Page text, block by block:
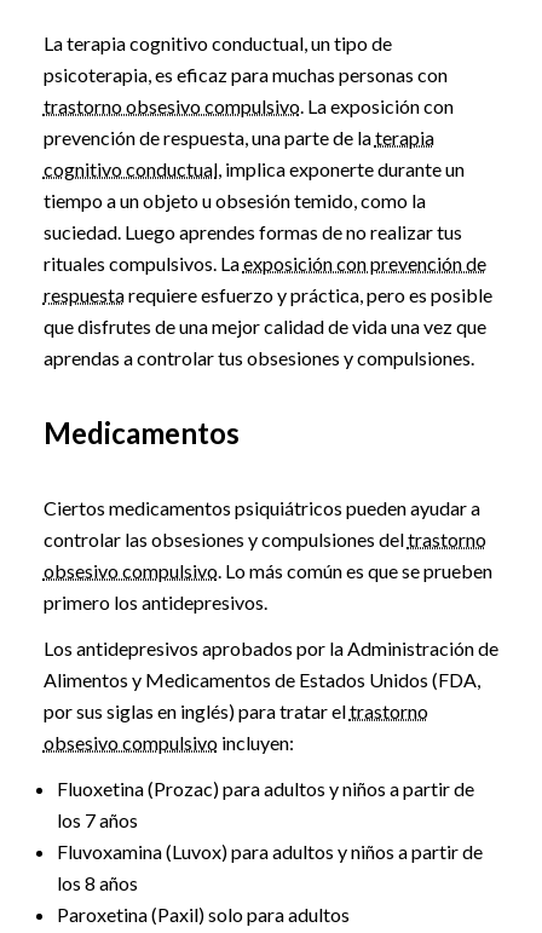
La terapia cognitivo conductual, un tipo de
psicoterapia, es eficaz para muchas personas con
trastorno obsesivo compulsivo. La exposición con
prevención de respuesta, una parte de laterapia
cognitivo conductual, implica exponerte durante un
tiempo a un objeto u obsesión temido, como la
suciedad. Luego aprendes formas de no realizar tus
rituales compulsivos. Laexposición con prevención de
respuestarequiere esfuerzo y práctica, pero es posible
que disfrutes de una mejor calidad de vida una vez que
aprendas a controlar tus obsesiones y compulsiones.
Medicamentos
Ciertos medicamentos psiquiátricos pueden ayudar a
controlar las obsesiones y compulsiones deltrastorno
obsesivo compulsivo. Lo más común es que se prueben
primero los antidepresivos.
Los antidepresivos aprobados por la Administración de
Alimentos y Medicamentos de Estados Unidos (FDA,
por sus siglas en inglés) para tratar eltrastorno
obsesivo compulsivoincluyen:
Fluoxetina (Prozac) para adultos y niños a partir de
los 7 años
Fluvoxamina (Luvox) para adultos y niños a partir de
los 8 años
Paroxetina (Paxil) solo para adultos